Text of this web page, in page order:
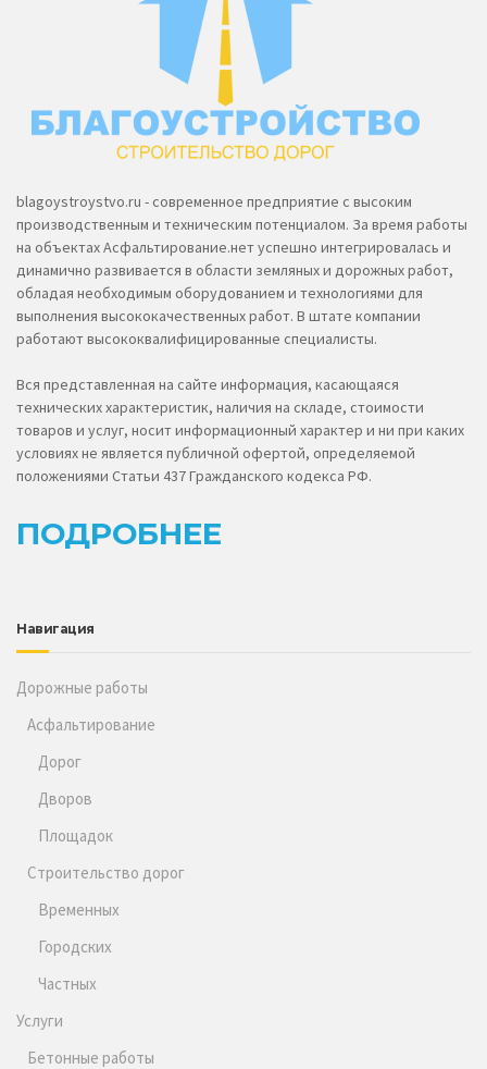
blagoystroystvo.ru - современное предприятие с высоким
производственным и техническим потенциалом. За время работы
на объектах Асфальтирование.нет успешно интегрировалась и
динамично развивается в области земляных и дорожных работ,
обладая необходимым оборудованием и технологиями для
выполнения высококачественных работ. В штате компании
работают высококвалифицированные специалисты.
Вся представленная на сайте информация, касающаяся
технических характеристик, наличия на складе, стоимости
товаров и услуг, носит информационный характер и ни при каких
условиях не является публичной офертой, определяемой
положениями Статьи 437 Гражданского кодекса РФ.
ПОДРОБНЕЕ
Навигация
Дорожные работы
Асфальтирование
Дорог
Дворов
Площадок
Строительство дорог
Временных
Городских
Частных
Услуги
Бетонные работы